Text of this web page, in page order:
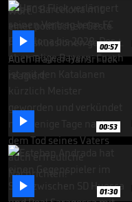
 00:57
 00:53
 01:30